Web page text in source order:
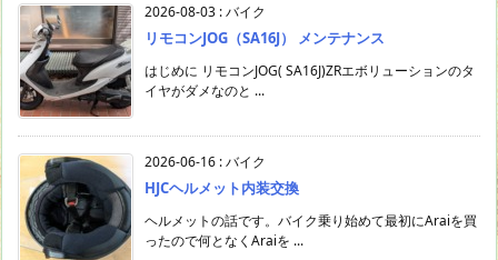
2026-08-03 :バイク
リモコンJOG（SA16J） メンテナンス
はじめに リモコンJOG( SA16J)ZRエボリューションのタ
イヤがダメなのと ...
2026-06-16 :バイク
HJCヘルメット内装交換
ヘルメットの話です。バイク乗り始めて最初にAraiを買
ったので何となくAraiを ...